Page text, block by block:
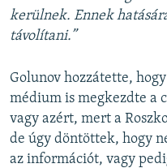
kerülnek. Ennek
távolítani.”
Golunov hozzátette,
médium is megkezdte a
vagy azért, mert a
de úgy döntöttek, hogy
az információt, vagy